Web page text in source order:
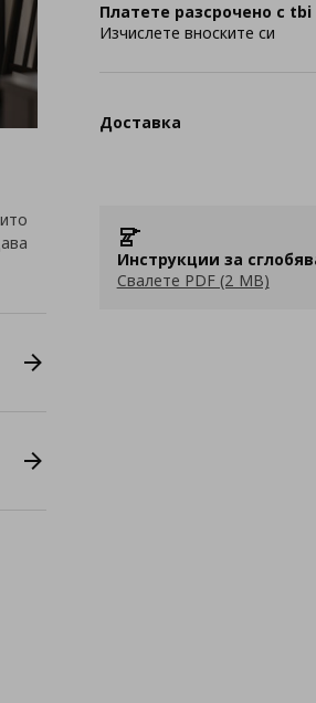
Платете разсрочено с tbi
Изчислете вноските си
Доставка
Инструкции за
Свалете PDF (2 MB)